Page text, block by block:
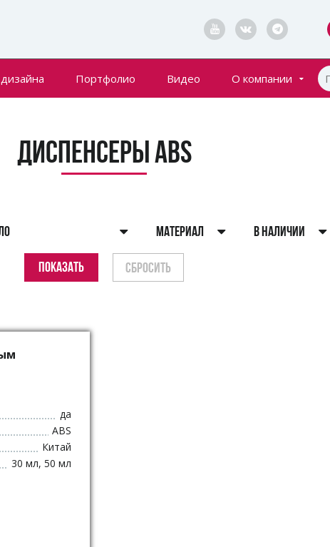
Портфолио Видео О компании
Диспенсеры ABS
МАТЕРИАЛ В НАЛИЧИИ
да
ABS
Китай
30 мл, 50 мл